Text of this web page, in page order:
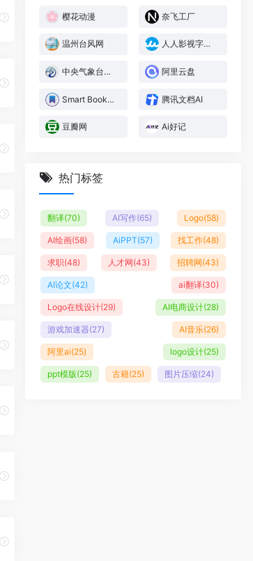
樱花动漫 奈飞工厂
温州台风网 人人影视字幕组
中央气象台台风网 阿里云盘
Smart Bookmark 腾讯文档AI
豆瓣网 Ai好记
热门标签
翻译(70) AI写作(65) Logo(58)
AI绘画(58) AiPPT(57) 找工作(48)
求职(48) 人才网(43) 招聘网(43)
AI论文(42) ai翻译(30)
Logo在线设计(29) AI电商设计(28)
游戏加速器(27) AI音乐(26)
阿里ai(25) logo设计(25)
ppt模版(25) 古籍(25) 图片压缩(24)